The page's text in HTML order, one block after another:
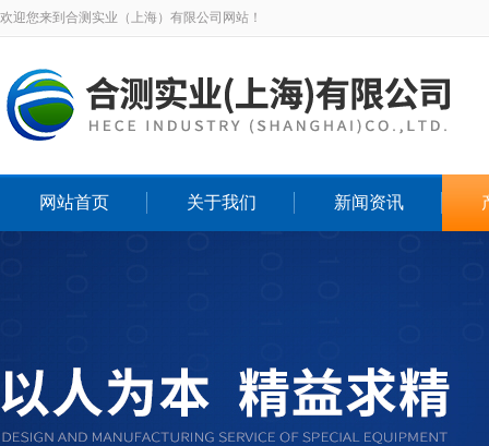
欢迎您来到合测实业（上海）有限公司网站！
网站首页 关于我们 新闻资讯